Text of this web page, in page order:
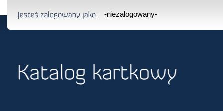
-niezalogowany-